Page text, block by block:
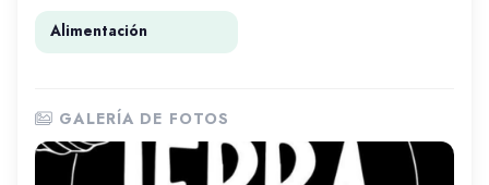
Alimentación
GALERÍA DE FOTOS